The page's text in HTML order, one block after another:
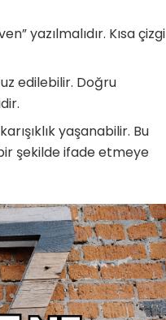
yazılmalıdır. Kısa çizgi
edilebilir. Doğru
yaşanabilir. Bu
şekilde ifade etmeye